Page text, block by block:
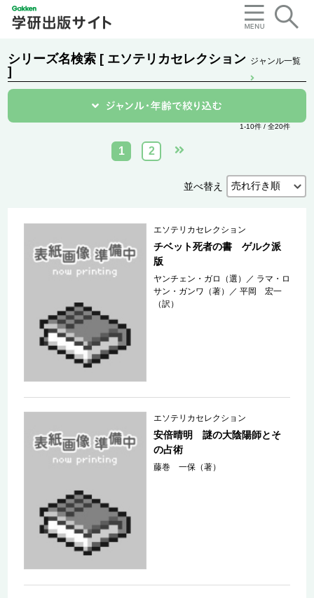
シリーズ名検索 [ エソテリカセレクション
]
ジャンル一覧
1-10件 / 全20件
1 2
並べ替え
エソテリカセレクション
チベット死者の書 ゲルク派
版
ヤンチェン・ガロ（選） ／ ラマ・ロ
サン・ガンワ（著）
／平岡 宏一
（訳）
エソテリカセレクション
安倍晴明 謎の大陰陽師とそ
の占術
藤巻 一保（著）